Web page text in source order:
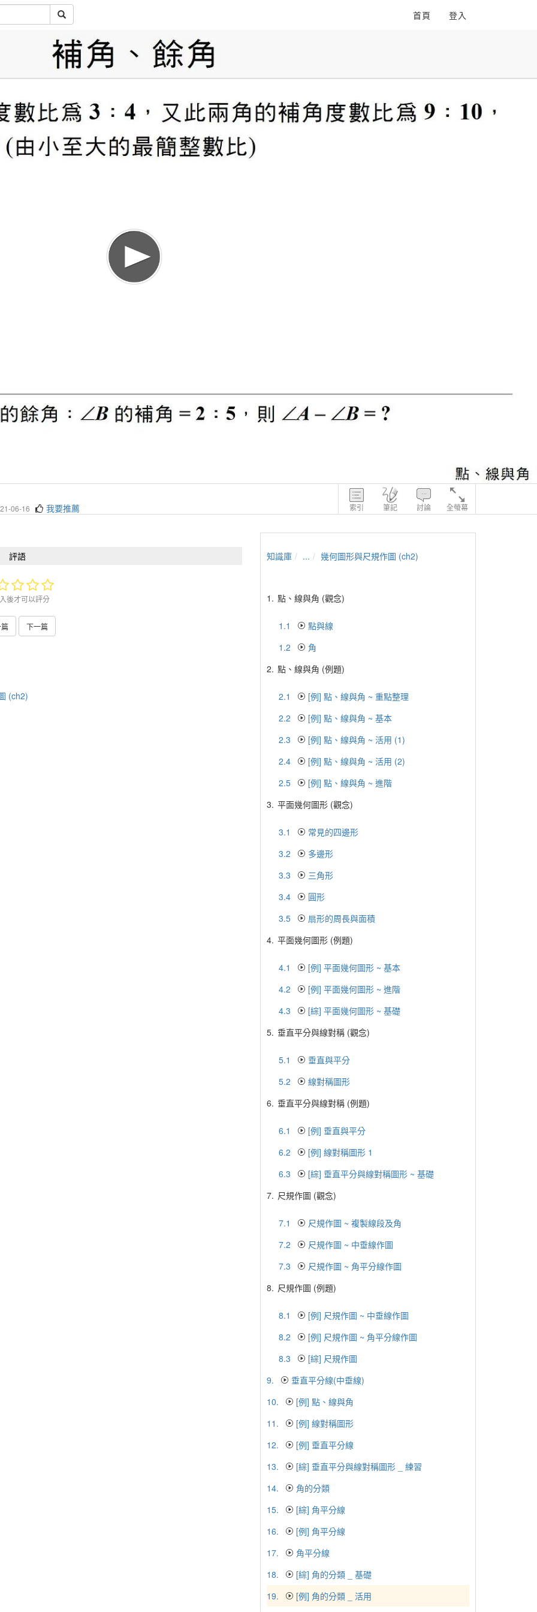
首頁 登入
索引 筆記 討論 全螢幕
06-16 我要推薦
評語
後才可以評分
篇 下一篇
(ch2)
知識庫 ... 幾何圖形與尺規作圖 (ch2)
1. 點、線與角 (觀念)
1.1
點與線
1.2
角
2. 點、線與角 (例題)
2.1
[例] 點、線與角 ~ 重點整理
2.2
[例] 點、線與角 ~ 基本
2.3
[例] 點、線與角 ~ 活用 (1)
2.4
[例] 點、線與角 ~ 活用 (2)
2.5
[例] 點、線與角 ~ 進階
3. 平面幾何圖形 (觀念)
3.1
常見的四邊形
3.2
多邊形
3.3
三角形
3.4
圓形
3.5
扇形的周長與面積
4. 平面幾何圖形 (例題)
4.1
[例] 平面幾何圖形 ~ 基本
4.2
[例] 平面幾何圖形 ~ 進階
4.3
[綜] 平面幾何圖形 ~ 基礎
5. 垂直平分與線對稱 (觀念)
5.1
垂直與平分
5.2
線對稱圖形
6. 垂直平分與線對稱 (例題)
6.1
[例] 垂直與平分
6.2
[例] 線對稱圖形 1
6.3
[綜] 垂直平分與線對稱圖形 ~ 基礎
7. 尺規作圖 (觀念)
7.1
尺規作圖 ~ 複製線段及角
7.2
尺規作圖 ~ 中垂線作圖
7.3
尺規作圖 ~ 角平分線作圖
8. 尺規作圖 (例題)
8.1
[例] 尺規作圖 ~ 中垂線作圖
8.2
[例] 尺規作圖 ~ 角平分線作圖
8.3
[綜] 尺規作圖
9.
垂直平分線(中垂線)
10.
[例] 點、線與角
11.
[例] 線對稱圖形
12.
[例] 垂直平分線
13.
[綜] 垂直平分與線對稱圖形 _ 練習
14.
角的分類
15.
[綜] 角平分線
16.
[例] 角平分線
17.
角平分線
18.
[綜] 角的分類 _ 基礎
19.
[例] 角的分類 _ 活用